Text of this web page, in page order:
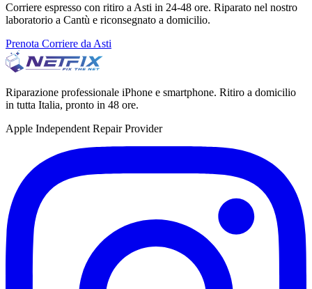
Corriere espresso con ritiro a Asti in 24-48 ore. Riparato nel nostro
laboratorio a Cantù e riconsegnato a domicilio.
Prenota Corriere da Asti
Riparazione professionale iPhone e smartphone. Ritiro a domicilio
in tutta Italia, pronto in 48 ore.
Apple Independent Repair Provider